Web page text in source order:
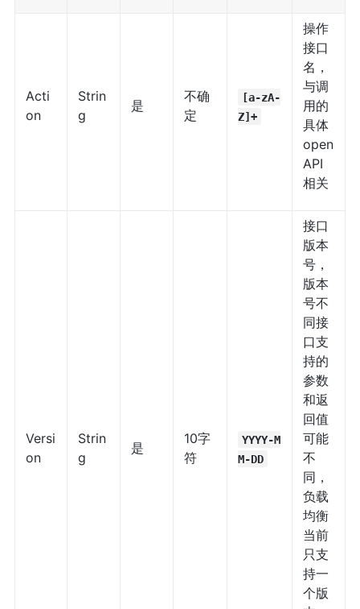
Acti
on
Strin
g
是
不确
定
[a-zA-
Z]+
操作
接口
名，
与调
用的
具体
open
API
相关
Versi
on
Strin
g
是
10字
符
YYYY-M
M-DD
接口
版本
号，
版本
号不
同接
口支
持的
参数
和返
回值
可能
不
同，
负载
均衡
当前
只支
持一
个版